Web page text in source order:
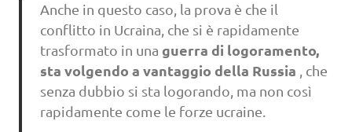
Anche in questo caso, la prova è che il
conflitto in Ucraina, che si è rapidamente
trasformato in una guerra di logoramento,
sta volgendo a vantaggio della Russia , che
senza dubbio si sta logorando, ma non così
rapidamente come le forze ucraine.